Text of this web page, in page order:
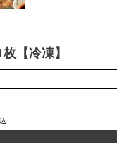
【冷凍】